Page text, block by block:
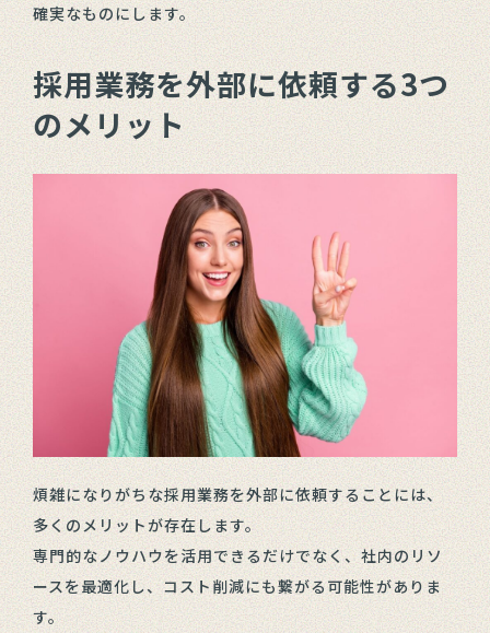
確実なものにします。
採用業務を外部に依頼する3つ
のメリット
煩雑になりがちな採用業務を外部に依頼することには、
多くのメリットが存在します。
専門的なノウハウを活用できるだけでなく、社内のリソ
ースを最適化し、コスト削減にも繋がる可能性がありま
す。